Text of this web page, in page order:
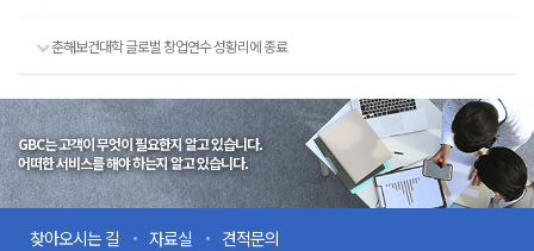
춘해보건대학 글로벌 창업연수 성황리에 종료
GBC는 고객이 무엇이 필요한지 알고 있습니다.
어떠한 서비스를 해야 하는지 알고 있습니다.
찾아오시는 길 자료실 견적문의